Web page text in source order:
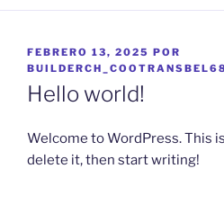
PUBLICADO
EL
FEBRERO 13, 2025 POR
Hello world!
Welcome to WordPress. This
delete it, then start writing!